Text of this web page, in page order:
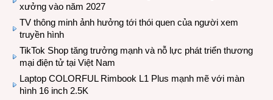
xưởng vào năm 2027
TV thông minh ảnh hưởng tới thói quen của người xem
truyền hình
TikTok Shop tăng trưởng mạnh và nỗ lực phát triển thương
mại điện tử tại Việt Nam
Laptop COLORFUL Rimbook L1 Plus mạnh mẽ với màn
hình 16 inch 2.5K